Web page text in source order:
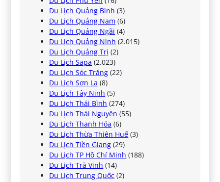
Du Lịch Quảng Bình (3)
Du Lịch Quảng Nam (6)
Du Lịch Quảng Ngãi (4)
Du Lịch Quảng Ninh (2.015)
Du Lịch Quảng Trị (2)
Du Lịch Sapa (2.023)
Du Lịch Sóc Trăng (22)
Du Lịch Sơn La (8)
Du Lịch Tây Ninh (5)
Du Lịch Thái Bình (274)
Du Lịch Thái Nguyên (55)
Du Lịch Thanh Hóa (6)
Du Lịch Thừa Thiên Huế (3)
Du Lịch Tiền Giang (29)
Du Lịch TP Hồ Chí Minh (188)
Du Lịch Trà Vinh (14)
Du Lịch Trung Quốc (2)